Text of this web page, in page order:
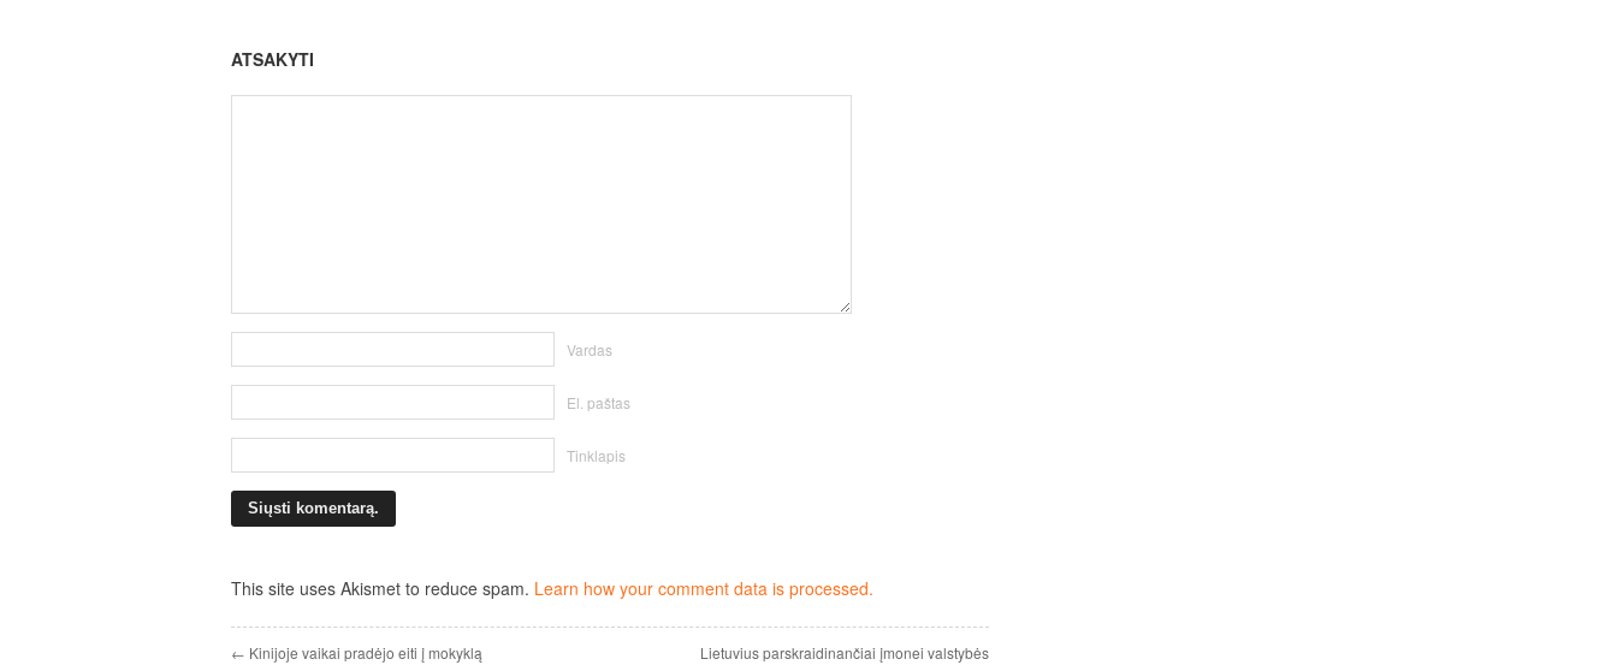
ATSAKYTI
Vardas
El. paštas
Tinklapis
This site uses Akismet to reduce spam. Learn how your comment data is processed.
← Kinijoje vaikai pradėjo eiti į mokyklą Lietuvius parskraidinančiai įmonei valstybės